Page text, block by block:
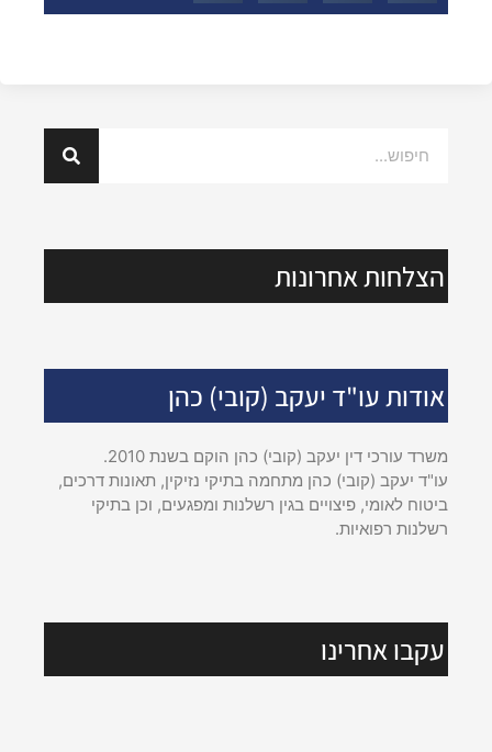
הצלחות אחרונות
אודות עו"ד יעקב (קובי) כהן
משרד עורכי דין יעקב (קובי) כהן הוקם בשנת 2010.
עו"ד יעקב (קובי) כהן מתחמה בתיקי נזיקין, תאונות דרכים,
ביטוח לאומי, פיצויים בגין רשלנות ומפגעים, וכן בתיקי
רשלנות רפואיות.
עקבו אחרינו